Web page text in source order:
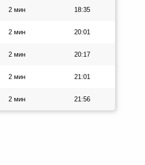
2 мин 18:35
2 мин 20:01
2 мин 20:17
2 мин 21:01
2 мин 21:56